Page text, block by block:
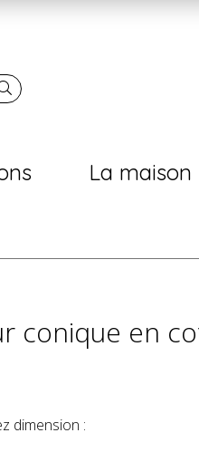
La maison
conique en
dimension :